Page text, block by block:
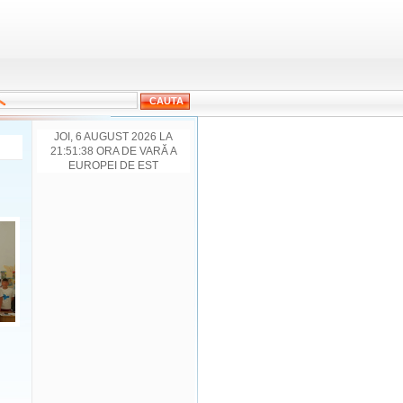
JOI, 6 AUGUST 2026 LA
21:51:38 ORA DE VARĂ A
EUROPEI DE EST